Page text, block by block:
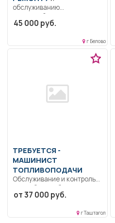
обслуживанию
электрооборудования
Образование: Среднее
Дисциплинированность..
Ремонт и обслуживание...
45 000 руб.
г Белово
ТРЕБУЕТСЯ -
МАШИНИСТ
ТОПЛИВОПОДАЧИ
Обслуживание и контроль
над работой оборудования
топливоподачи;
от 37 000 руб.
г Таштагол